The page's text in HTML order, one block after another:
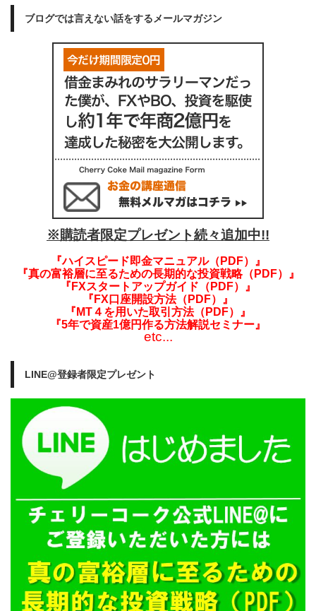
ブログでは言えない話をするメールマガジン
※購読者限定プレゼント続々追加中!!
『ハイスピード即金マニュアル（PDF）』
『真の富裕層に至るための長期的な投資戦略（PDF）』
『FXスタートアップガイド（PDF）』
『FX口座開設方法（PDF）』
『MT４を用いた取引方法（PDF）』
『5年で資産1億円作る方法解説セミナー』
etc...
LINE@登録者限定プレゼント